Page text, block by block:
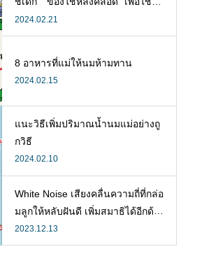
ลังคลอดที่จำเป็น
2024.02.21
8 อาหารที่แม่ให้นมห้ามทาน
2024.02.15
แนะวิธีเพิ่มปริมาณน้ำนมแม่อย่างถู
กวิธี
2024.02.10
White Noise เสียงคลื่นความถี่ที่กล่อ
มลูกให้หลับฝันดี เพิ่มสมาธิได้อีกด้ว
ย
2023.12.13